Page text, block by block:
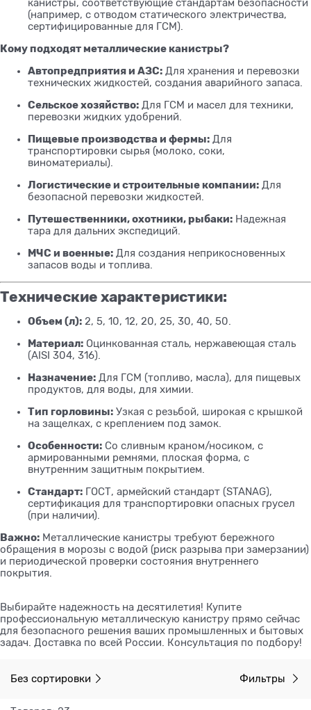
канистры, соответствующие стандартам безопасности
(например, с отводом статического электричества,
сертифицированные для ГСМ).
Кому подходят металлические канистры?
Автопредприятия и АЗС: Для хранения и перевозки
технических жидкостей, создания аварийного запаса.
Сельское хозяйство: Для ГСМ и масел для техники,
перевозки жидких удобрений.
Пищевые производства и фермы: Для
транспортировки сырья (молоко, соки,
виноматериалы).
Логистические и строительные компании: Для
безопасной перевозки жидкостей.
Путешественники, охотники, рыбаки: Надежная
тара для дальних экспедиций.
МЧС и военные: Для создания неприкосновенных
запасов воды и топлива.
Технические характеристики:
Объем (л): 2, 5, 10, 12, 20, 25, 30, 40, 50.
Материал: Оцинкованная сталь, нержавеющая сталь
(AISI 304, 316).
Назначение: Для ГСМ (топливо, масла), для пищевых
продуктов, для воды, для химии.
Тип горловины: Узкая с резьбой, широкая с крышкой
на защелках, с креплением под замок.
Особенности: Со сливным краном/носиком, с
армированными ремнями, плоская форма, с
внутренним защитным покрытием.
Стандарт: ГОСТ, армейский стандарт (STANAG),
сертификация для транспортировки опасных грусел
(при наличии).
Важно: Металлические канистры требуют бережного
обращения в морозы с водой (риск разрыва при замерзании)
и периодической проверки состояния внутреннего
покрытия.
Выбирайте надежность на десятилетия! Купите
профессиональную металлическую канистру прямо сейчас
для безопасного решения ваших промышленных и бытовых
задач. Доставка по всей России. Консультация по подбору!
Без сортировки Фильтры